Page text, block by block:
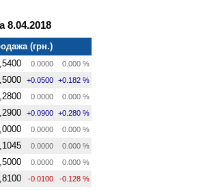
8.04.2018
(грн.)
0.0000 0.000 %
+0.0500 +0.182 %
0.0000 0.000 %
+0.0900 +0.280 %
0.0000 0.000 %
0.0000 0.000 %
0.0000 0.000 %
-0.0100 -0.128 %